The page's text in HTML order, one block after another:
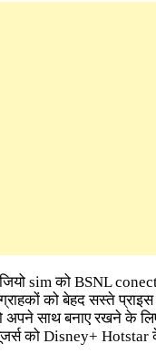
sim को BSNL
को बेहद सस्ते
अपने साथ बनाए रखने के
को Disney+ Hotstar